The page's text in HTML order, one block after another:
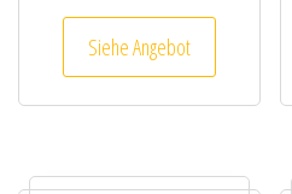
Siehe Angebot